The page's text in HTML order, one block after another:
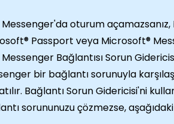
Messenger'da oturum
Passport veya Microsoft®
Messenger Bağlantısı Sorun
bir bağlantı sorunuyla
Bağlantı Sorun Gidericisi'ni
sorununuzu çözmezse,